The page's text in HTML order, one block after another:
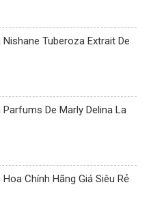
Tuberoza Extrait De
De Marly Delina La
Chính Hãng Giá Siêu Rẻ